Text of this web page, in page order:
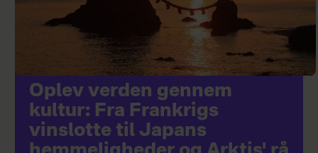
Oplev verden gennem
kultur: Fra Frankrigs
vinslotte til Japans